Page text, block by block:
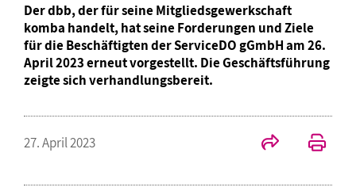
Der dbb, der für seine Mitgliedsgewerkschaft
komba handelt, hat seine Forderungen und Ziele
für die Beschäftigten der ServiceDO gGmbH am 26.
April 2023 erneut vorgestellt. Die Geschäftsführung
zeigte sich verhandlungsbereit.
27. April 2023